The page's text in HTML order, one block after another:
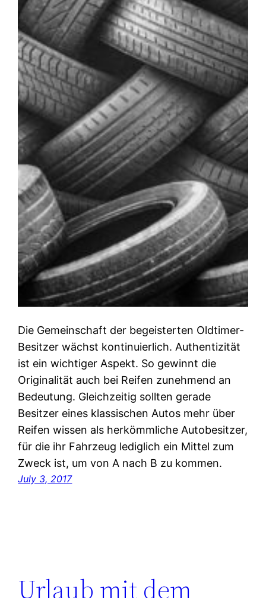
Die Gemeinschaft der begeisterten Oldtimer-
Besitzer wächst kontinuierlich. Authentizität
ist ein wichtiger Aspekt. So gewinnt die
Originalität auch bei Reifen zunehmend an
Bedeutung. Gleichzeitig sollten gerade
Besitzer eines klassischen Autos mehr über
Reifen wissen als herkömmliche Autobesitzer,
für die ihr Fahrzeug lediglich ein Mittel zum
Zweck ist, um von A nach B zu kommen.
July 3, 2017
Urlaub mit dem